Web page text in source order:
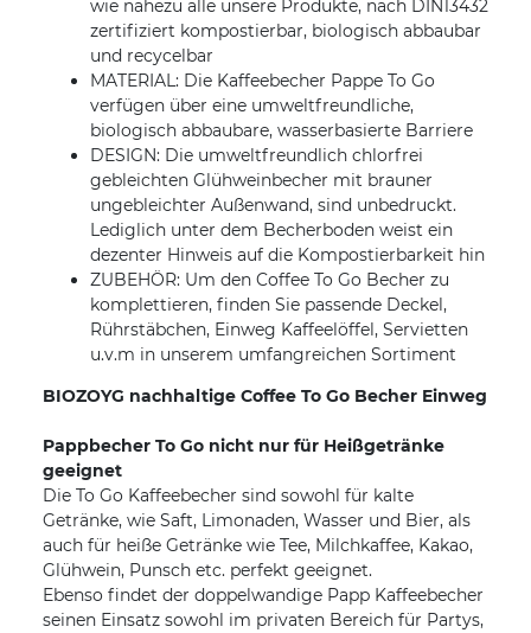
wie nahezu alle unsere Produkte, nach DIN13432
zertifiziert kompostierbar, biologisch abbaubar
und recycelbar
MATERIAL: Die Kaffeebecher Pappe To Go
verfügen über eine umweltfreundliche,
biologisch abbaubare, wasserbasierte Barriere
DESIGN: Die umweltfreundlich chlorfrei
gebleichten Glühweinbecher mit brauner
ungebleichter Außenwand, sind unbedruckt.
Lediglich unter dem Becherboden weist ein
dezenter Hinweis auf die Kompostierbarkeit hin
ZUBEHÖR: Um den Coffee To Go Becher zu
komplettieren, finden Sie passende Deckel,
Rührstäbchen, Einweg Kaffeelöffel, Servietten
u.v.m in unserem umfangreichen Sortiment
BIOZOYG nachhaltige Coffee To Go Becher Einweg
Pappbecher To Go nicht nur für Heißgetränke
geeignet
Die To Go Kaffeebecher sind sowohl für kalte
Getränke, wie Saft, Limonaden, Wasser und Bier, als
auch für heiße Getränke wie Tee, Milchkaffee, Kakao,
Glühwein, Punsch etc. perfekt geeignet.
Ebenso findet der doppelwandige Papp Kaffeebecher
seinen Einsatz sowohl im privaten Bereich für Partys,